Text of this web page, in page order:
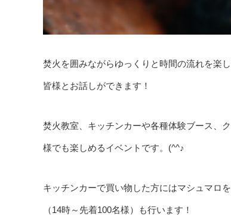
焚火を囲みながらゆっくりと時間の流れを楽
皆様とお話しができます！
焚火教室、キッチンカーや各種体験ブース、
様でも楽しめるイベントです。(^^♪
キッチンカーで買い物した方にはマシュマロ
（14時～先着100名様）も行います！